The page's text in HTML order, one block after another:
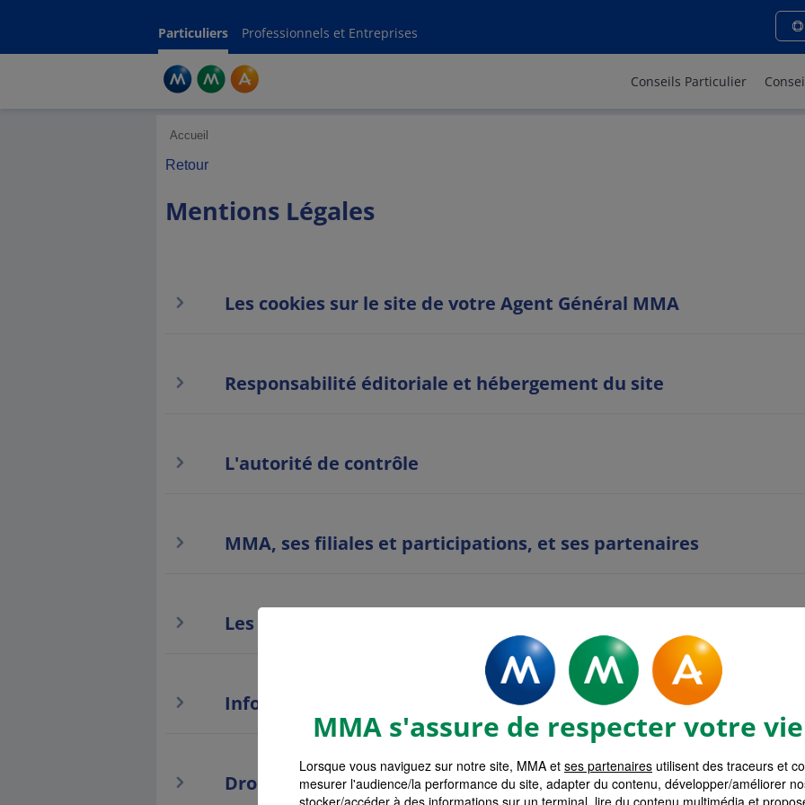
Particuliers Professionnels et Entreprises
Conseils Particulier
Mentions légales - MMA
Accueil
Retour
Mentions Légales
Les cookies sur le site de votre Agent Général MMA
Responsabilité éditoriale et hébergement du site
L'autorité de contrôle
MMA, ses filiales et participations, et ses partenaires
Les liens hypertextes
Information paiement
Droit de renonciation
MMA s'assure de respecter votre
Lorsque vous naviguez sur notre site, MMA et ses partenaires utilisent des traceurs et
mesurer l'audience/la performance du site, adapter du contenu, développer/améliorer
stocker/accéder à des informations sur un terminal, lire du contenu multimédia et